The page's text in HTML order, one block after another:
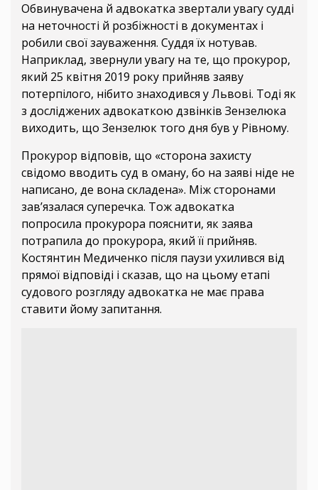
Обвинувачена й адвокатка звертали увагу судді
на неточності й розбіжності в документах і
робили свої зауваження. Суддя їх нотував.
Наприклад, звернули увагу на те, що прокурор,
який 25 квітня 2019 року прийняв заяву
потерпілого, нібито знаходився у Львові. Тоді як
з досліджених адвокаткою дзвінків Зензелюка
виходить, що Зензелюк того дня був у Рівному.
Прокурор відповів, що «сторона захисту
свідомо вводить суд в оману, бо на заяві ніде не
написано, де вона складена». Між сторонами
зав’язалася суперечка. Тож адвокатка
попросила прокурора пояснити, як заява
потрапила до прокурора, який її прийняв.
Костянтин Медиченко після паузи ухилився від
прямої відповіді і сказав, що на цьому етапі
судового розгляду адвокатка не має права
ставити йому запитання.